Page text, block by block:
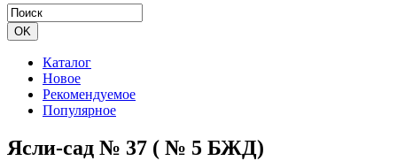
Каталог
Новое
Рекомендуемое
Популярное
Ясли-сад № 37 ( № 5 БЖД)